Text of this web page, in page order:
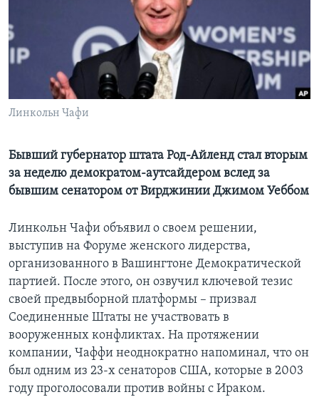
Learning English
СОЦИАЛЬНЫЕ СЕТИ
Линкольн Чафи
Бывший губернатор штата Род-Айленд стал вторым
за неделю демократом-аутсайдером вслед за
бывшим сенатором от Вирджинии Джимом Уеббом
Линкольн Чафи объявил о своем решении,
выступив на Форуме женского лидерства,
организованного в Вашингтоне Демократической
партией. После этого, он озвучил ключевой тезис
своей предвыборной платформы – призвал
Соединенные Штаты не участвовать в
вооруженных конфликтах. На протяжении
компании, Чаффи неоднократно напоминал, что он
был одним из 23-х сенаторов США, которые в 2003
году проголосовали против войны с Ираком.